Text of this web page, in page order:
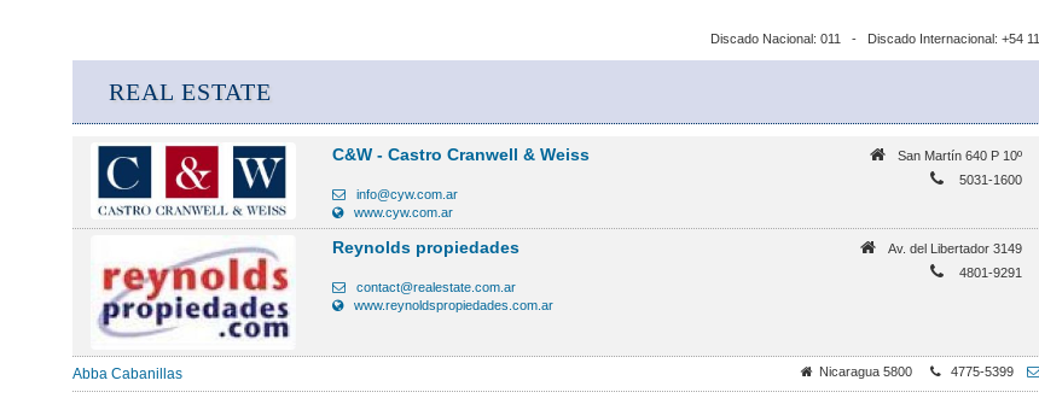
Discado Nacional: 011 - Discado Internacional: +54 11
REAL ESTATE
C&W - Castro Cranwell & Weiss
info@cyw.com.ar
www.cyw.com.ar
San Martín 640 P 10º
5031-1600
Reynolds propiedades
contact@realestate.com.ar
www.reynoldspropiedades.com.ar
Av. del Libertador 3149
4801-9291
Abba Cabanillas Nicaragua 5800 4775-5399